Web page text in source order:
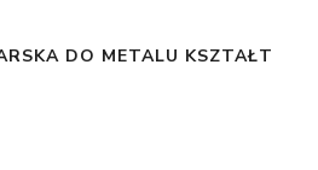
DO METALU KSZTAŁT